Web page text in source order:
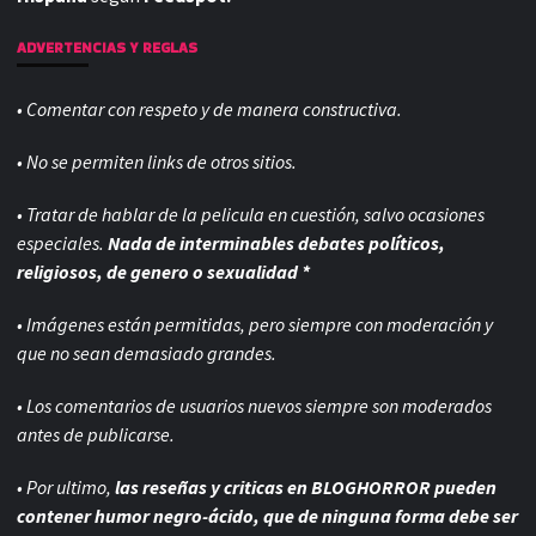
ADVERTENCIAS Y REGLAS
• Comentar con respeto y de manera constructiva.
• No se permiten links de otros sitios.
• Tratar de hablar de la pelicula en cuestión, salvo ocasiones
especiales. Nada de interminables debates políticos,
religiosos, de genero o sexualidad *
• Imágenes están permitidas, pero siempre conmoderación y
que no sean demasiado grandes.
• Los comentarios de usuarios nuevos siempre son moderados
antes de publicarse.
• Por ultimo, las reseñas y criticas en BLOGHORROR pueden
contener humor negro-ácido, que de ninguna forma debe ser